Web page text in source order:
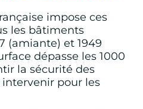
impose ces
les bâtiments
(amiante) et 1949
dépasse les 1000
la sécurité des
pour les